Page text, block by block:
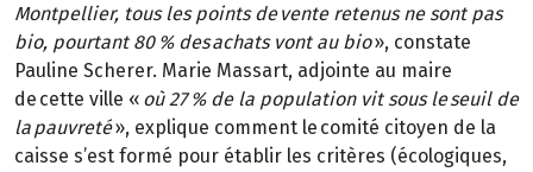
Montpellier, tous les points de vente retenus ne sont pas
bio, pourtant 80 % des achats vont au bio», constate
Pauline Scherer. Marie Massart, adjointe au maire
de cette ville « où 27 % de la population vit sous le seuil de
la pauvreté», explique comment le comité citoyen de la
caisse s’est formé pour établir les critères (écologiques,